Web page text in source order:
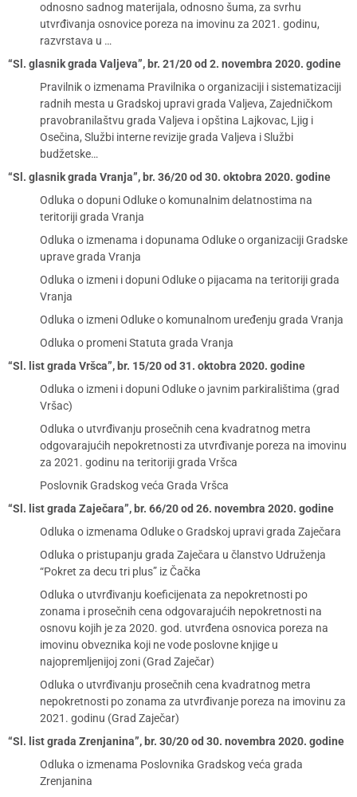
odnosno sadnog materijala, odnosno šuma, za svrhu
utvrđivanja osnovice poreza na imovinu za 2021. godinu,
razvrstava u …
“Sl. glasnik grada Valjeva”, br. 21/20 od 2. novembra 2020. godine
Pravilnik o izmenama Pravilnika o organizaciji i sistematizaciji
radnih mesta u Gradskoj upravi grada Valjeva, Zajedničkom
pravobranilaštvu grada Valjeva i opština Lajkovac, Ljig i
Osečina, Službi interne revizije grada Valjeva i Službi
budžetske…
“Sl. glasnik grada Vranja”, br. 36/20 od 30. oktobra 2020. godine
Odluka o dopuni Odluke o komunalnim delatnostima na
teritoriji grada Vranja
Odluka o izmenama i dopunama Odluke o organizaciji Gradske
uprave grada Vranja
Odluka o izmeni i dopuni Odluke o pijacama na teritoriji grada
Vranja
Odluka o izmeni Odluke o komunalnom uređenju grada Vranja
Odluka o promeni Statuta grada Vranja
“Sl. list grada Vršca”, br. 15/20 od 31. oktobra 2020. godine
Odluka o izmeni i dopuni Odluke o javnim parkiralištima (grad
Vršac)
Odluka o utvrđivanju prosečnih cena kvadratnog metra
odgovarajućih nepokretnosti za utvrđivanje poreza na imovinu
za 2021. godinu na teritoriji grada Vršca
Poslovnik Gradskog veća Grada Vršca
“Sl. list grada Zaječara”, br. 66/20 od 26. novembra 2020. godine
Odluka o izmenama Odluke o Gradskoj upravi grada Zaječara
Odluka o pristupanju grada Zaječara u članstvo Udruženja
“Pokret za decu tri plus” iz Čačka
Odluka o utvrđivanju koeficijenata za nepokretnosti po
zonama i prosečnih cena odgovarajućih nepokretnosti na
osnovu kojih je za 2020. god. utvrđena osnovica poreza na
imovinu obveznika koji ne vode poslovne knjige u
najopremljenijoj zoni (Grad Zaječar)
Odluka o utvrđivanju prosečnih cena kvadratnog metra
nepokretnosti po zonama za utvrđivanje poreza na imovinu za
2021. godinu (Grad Zaječar)
“Sl. list grada Zrenjanina”, br. 30/20 od 30. novembra 2020. godine
Odluka o izmenama Poslovnika Gradskog veća grada
Zrenjanina